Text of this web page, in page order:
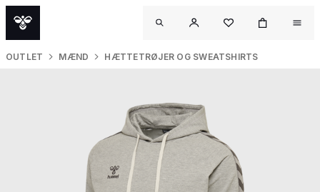
OUTLET MÆND HÆTTETRØJER OG SWEATSHIRTS